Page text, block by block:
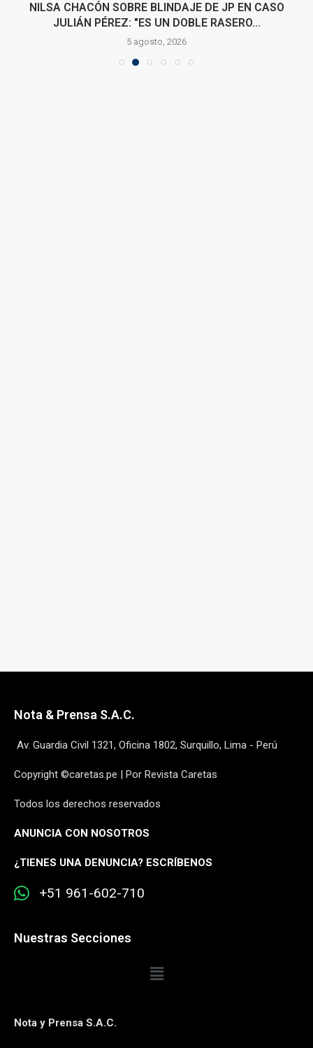
NILSA CHACÓN SOBRE BLINDAJE DE JP EN CASO
JULIÁN PÉREZ: "ES UN DOBLE RASERO...
5 agosto, 2026
Nota & Prensa S.A.C.
Av. Guardia Civil 1321, Oficina 1802, Surquillo, Lima - Perú
Copyright ©caretas.pe | Por Revista Caretas
Todos los derechos reservados
ANUNCIA CON NOSOTROS
¿TIENES UNA DENUNCIA? ESCRÍBENOS
+51 961-602-710
Nuestras Secciones
Nota y Prensa S.A.C.